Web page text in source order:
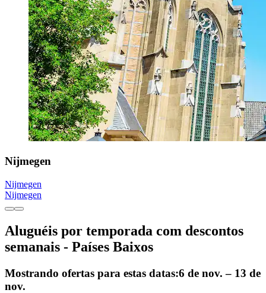
Nijmegen
Nijmegen
Nijmegen
Aluguéis por temporada com descontos
semanais - Países Baixos
Mostrando ofertas para estas datas:6 de nov. – 13 de
nov.